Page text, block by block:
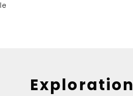
Exploration